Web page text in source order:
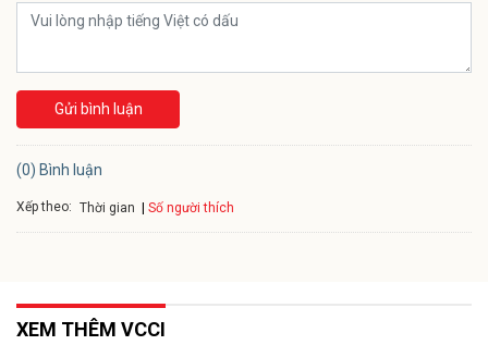
Gửi bình luận
(0) Bình luận
Xếp theo: Thời gian Số người thích
XEM THÊM VCCI